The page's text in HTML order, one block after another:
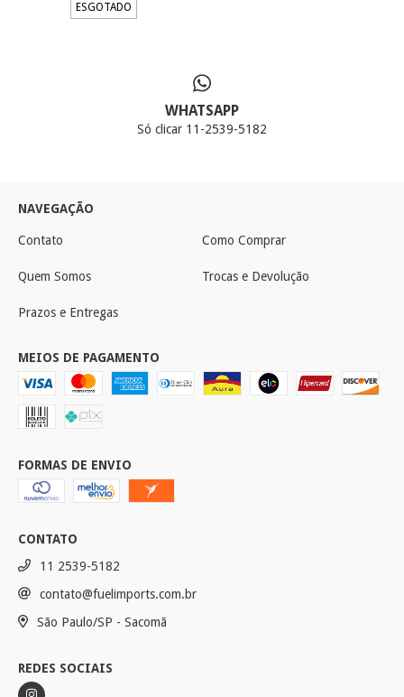
ESGOTADO
WHATSAPP
Só clicar 11-2539-5182
NAVEGAÇÃO
Contato Como Comprar
Quem Somos Trocas e Devolução
Prazos e Entregas
MEIOS DE PAGAMENTO
FORMAS DE ENVIO
CONTATO
11 2539-5182
contato@fuelimports.com.br
São Paulo/SP - Sacomã
REDES SOCIAIS